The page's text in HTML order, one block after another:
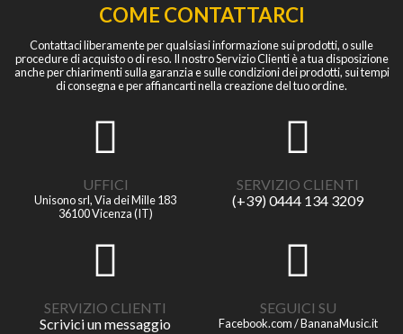
COME CONTATTARCI
Contattaci liberamente per qualsiasi informazione sui prodotti, o sulle
procedure di acquisto o di reso. Il nostro Servizio Clienti è a tua disposizione
anche per chiarimenti sulla garanzia e sulle condizioni dei prodotti, sui tempi
di consegna e per affiancarti nella creazione del tuo ordine.
UFFICI
Unisono srl, Via dei Mille 183
36100 Vicenza (IT)
SERVIZIO CLIENTI
(+39) 0444 134 3209
SERVIZIO CLIENTI
Scrivici un messaggio
SEGUICI SU
Facebook.com / BananaMusic.it